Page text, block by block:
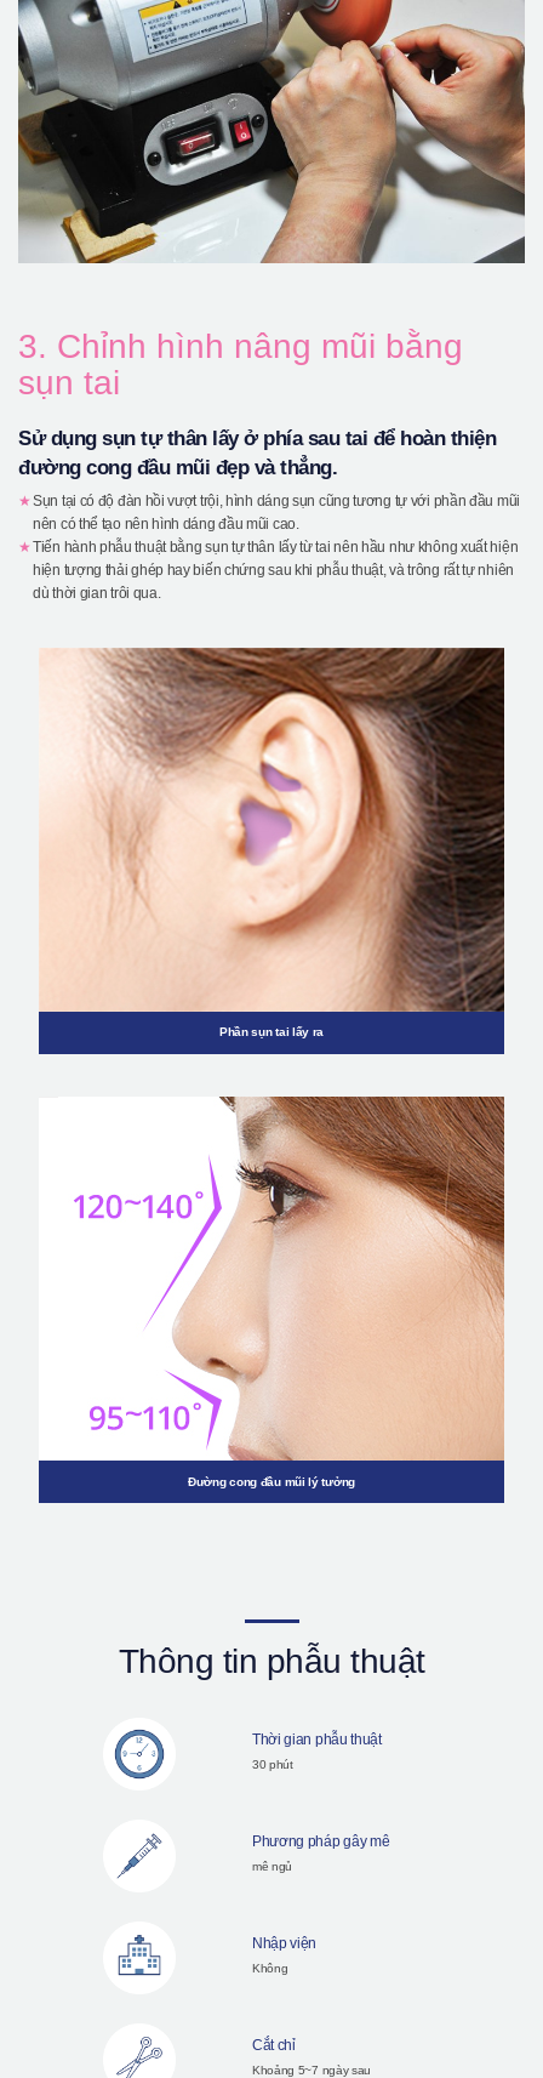
3. Chỉnh hình nâng mũi bằng
sụn tai
Sử dụng sụn tự thân lấy ở phía sau tai để hoàn thiện
đường cong đầu mũi đẹp và thẳng.
Sụn tại có độ đàn hồi vượt trội, hình dáng sụn cũng tương tự với phần đầu mũi
nên có thể tạo nên hình dáng đầu mũi cao.
Tiến hành phẫu thuật bằng sụn tự thân lấy từ tai nên hầu như không xuất hiện
hiện tượng thải ghép hay biến chứng sau khi phẫu thuật, và trông rất tự nhiên
dù thời gian trôi qua.
Phần sụn tai lấy ra
Đường cong đầu mũi lý tưởng
Thông tin phẫu thuật
Thời gian phẫu thuật
30 phút
Phương pháp gây mê
mê ngủ
Nhập viện
Không
Cắt chỉ
Khoảng 5~7 ngày sau